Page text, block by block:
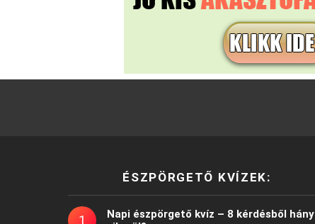
ÉSZPÖRGETŐ KVÍZEK:
Napi észpörgető kvíz – 8 kérdésből hány